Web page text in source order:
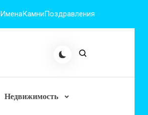
ИменаКамниПоздравления
Недвижимость